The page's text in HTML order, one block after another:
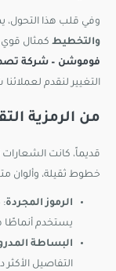
وفي قلب هذا التحول،
والتخطيط كمثال قوي
فوموشن – شركة
التغيير لنقدم
من الرمزية
قديماً، كانت
خطوط ثقيلة، وألوان
الرموز المجردة:
يستخدم أنماطًا
البساطة
التفاصيل الأكثر